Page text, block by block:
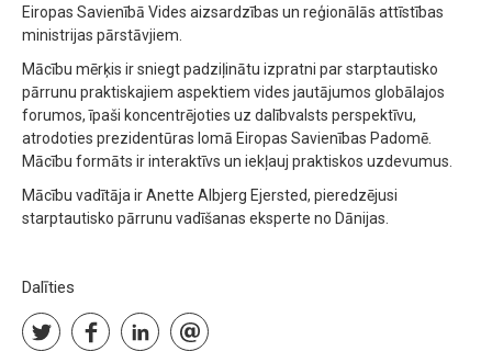
Eiropas Savienībā Vides aizsardzības un reģionālās attīstības
ministrijas pārstāvjiem.
Mācību mērķis ir sniegt padziļinātu izpratni par starptautisko
pārrunu praktiskajiem aspektiem vides jautājumos globālajos
forumos, īpaši koncentrējoties uz dalībvalsts perspektīvu,
atrodoties prezidentūras lomā Eiropas Savienības Padomē.
Mācību formāts ir interaktīvs un iekļauj praktiskos uzdevumus.
Mācību vadītāja ir Anette Albjerg Ejersted, pieredzējusi
starptautisko pārrunu vadīšanas eksperte no Dānijas.
Dalīties